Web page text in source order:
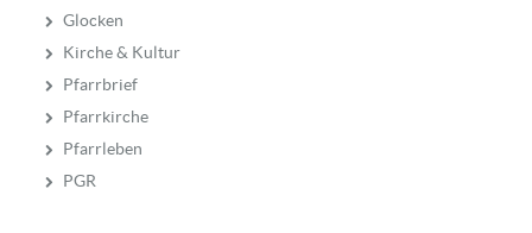
Glocken
Kirche & Kultur
Pfarrbrief
Pfarrkirche
Pfarrleben
PGR